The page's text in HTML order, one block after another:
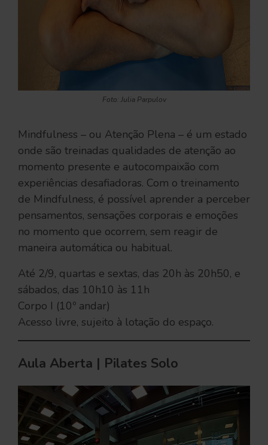
Foto: Julia Parpulov
Mindfulness – ou Atenção Plena – é um estado
onde são treinadas qualidades de atenção ao
momento presente e autocompaixão com
experiências desafiadoras. Com o treinamento
de Mindfulness, é possível aprender a perceber
pensamentos, sensações corporais e emoções
no momento que ocorrem, sem reagir de
maneira automática ou habitual.
Até 2/9, quartas e sextas, das 20h às 20h50, e
sábados, das 10h10 às 11h
Corpo I (10º andar)
Acesso livre, sujeito à lotação do espaço.
Aula Aberta | Pilates Solo